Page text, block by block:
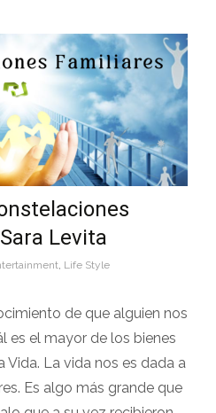
Levita
Life Style
de que alguien nos
es el mayor de los bienes
Vida. La vida nos es dada a
Es algo más grande que